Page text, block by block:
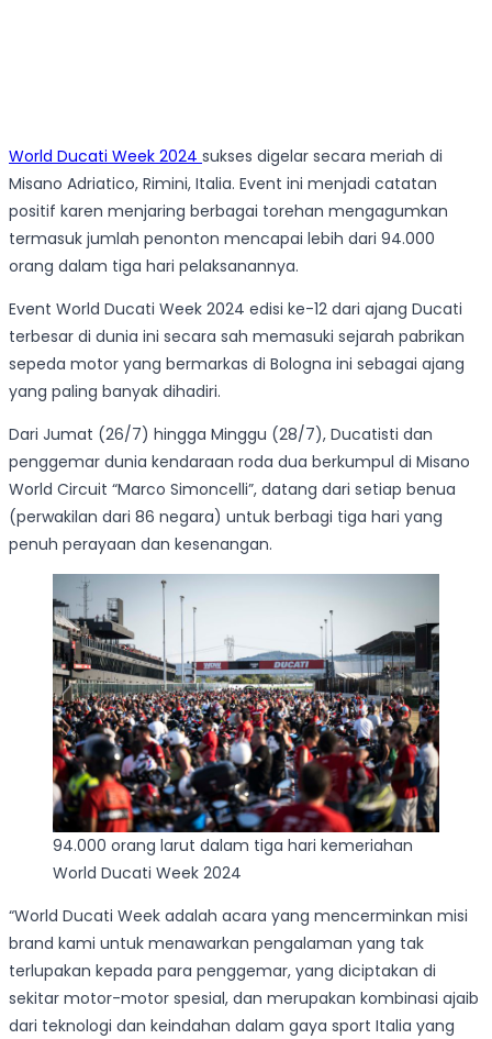
World Ducati Week 2024 sukses digelar secara meriah di
Misano Adriatico, Rimini, Italia. Event ini menjadi catatan
positif karen menjaring berbagai torehan mengagumkan
termasuk jumlah penonton mencapai lebih dari 94.000
orang dalam tiga hari pelaksanannya.
Event World Ducati Week 2024 edisi ke-12 dari ajang Ducati
terbesar di dunia ini secara sah memasuki sejarah pabrikan
sepeda motor yang bermarkas di Bologna ini sebagai ajang
yang paling banyak dihadiri.
Dari Jumat (26/7) hingga Minggu (28/7), Ducatisti dan
penggemar dunia kendaraan roda dua berkumpul di Misano
World Circuit “Marco Simoncelli”, datang dari setiap benua
(perwakilan dari 86 negara) untuk berbagi tiga hari yang
penuh perayaan dan kesenangan.
94.000 orang larut dalam tiga hari kemeriahan
World Ducati Week 2024
“World Ducati Week adalah acara yang mencerminkan misi
brand kami untuk menawarkan pengalaman yang tak
terlupakan kepada para penggemar, yang diciptakan di
sekitar motor-motor spesial, dan merupakan kombinasi ajaib
dari teknologi dan keindahan dalam gaya sport Italia yang